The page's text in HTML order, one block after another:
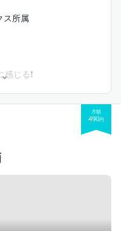
ス所属
じる❗️
月額
490円